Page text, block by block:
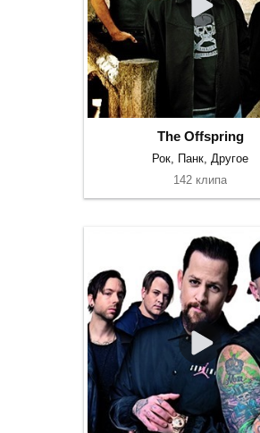
The Offspring
Рок, Панк, Другое
142 клипа